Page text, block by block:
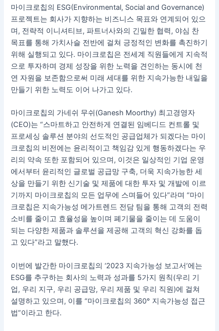
마이크로칩의 ESG(Environmental, Social and Governance)
프로젝트는 회사가 지향하는 비즈니스 목표와 연계되어 있으
며, 전략적 이니셔티브, 파트너사와의 긴밀한 협력, 야심 찬
목표를 통해 가치사슬 전반에 걸쳐 긍정적인 변화를 촉진하기
위해 실행되고 있다. 마이크로칩은 전세계 직원들에게 지속적
으로 투자하며 경제 성장을 위한 노력을 견인하는 동시에 천
연 자원을 보존함으로써 미래 세대를 위한 지속가능한 내일을
만들기 위한 노력도 이어 나가고 있다.
마이크로칩의 가네쉬 무쉬(Ganesh Moorthy) 최고경영자
(CEO)는 “스마트하고 안전하게 연결된 임베디드 컨트롤 및
프로세싱 솔루션 분야의 선도적인 공급업체가 되겠다는 마이
크로칩의 비전에는 윤리적이고 책임감 있게 행동하겠다는 우
리의 약속 또한 포함되어 있으며, 이것은 일상적인 기업 운영
에서부터 윤리적인 글로벌 공급망 구축, 더욱 지속가능한 세
상을 만들기 위한 신기술 및 제품에 대한 투자 및 개발에 이르
기까지 마이크로칩의 모든 업무에 스며들어 있다”라며 “마이
크로칩은 지속가능성 메가트렌드 전담 팀을 통해 고객의 전력
소비를 줄이고 효율성을 높이며 폐기물을 줄이는 데 도움이
되는 다양한 제품과 솔루션을 제공해 고객의 혁신 강화를 돕
고 있다”라고 말했다.
이번에 발간한 마이크로칩의 ‘2023 지속가능성 보고서’에는
ESG를 추구하는 회사의 노력과 성과를 5가지 원칙(우리 기
업, 우리 지구, 우리 공급망, 우리 제품 및 우리 직원)에 걸쳐
설명하고 있으며, 이를 “마이크로칩의 360° 지속가능성 접근
법”이라고 한다.